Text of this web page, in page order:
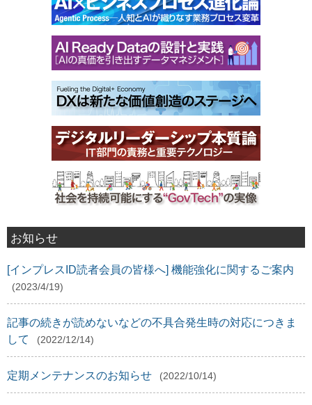
お知らせ
[インプレスID読者会員の皆様へ] 機能強化に関するご案内
(2023/4/19)
記事の続きが読めないなどの不具合発生時の対応につきま
して
(2022/12/14)
定期メンテナンスのお知らせ (2022/10/14)